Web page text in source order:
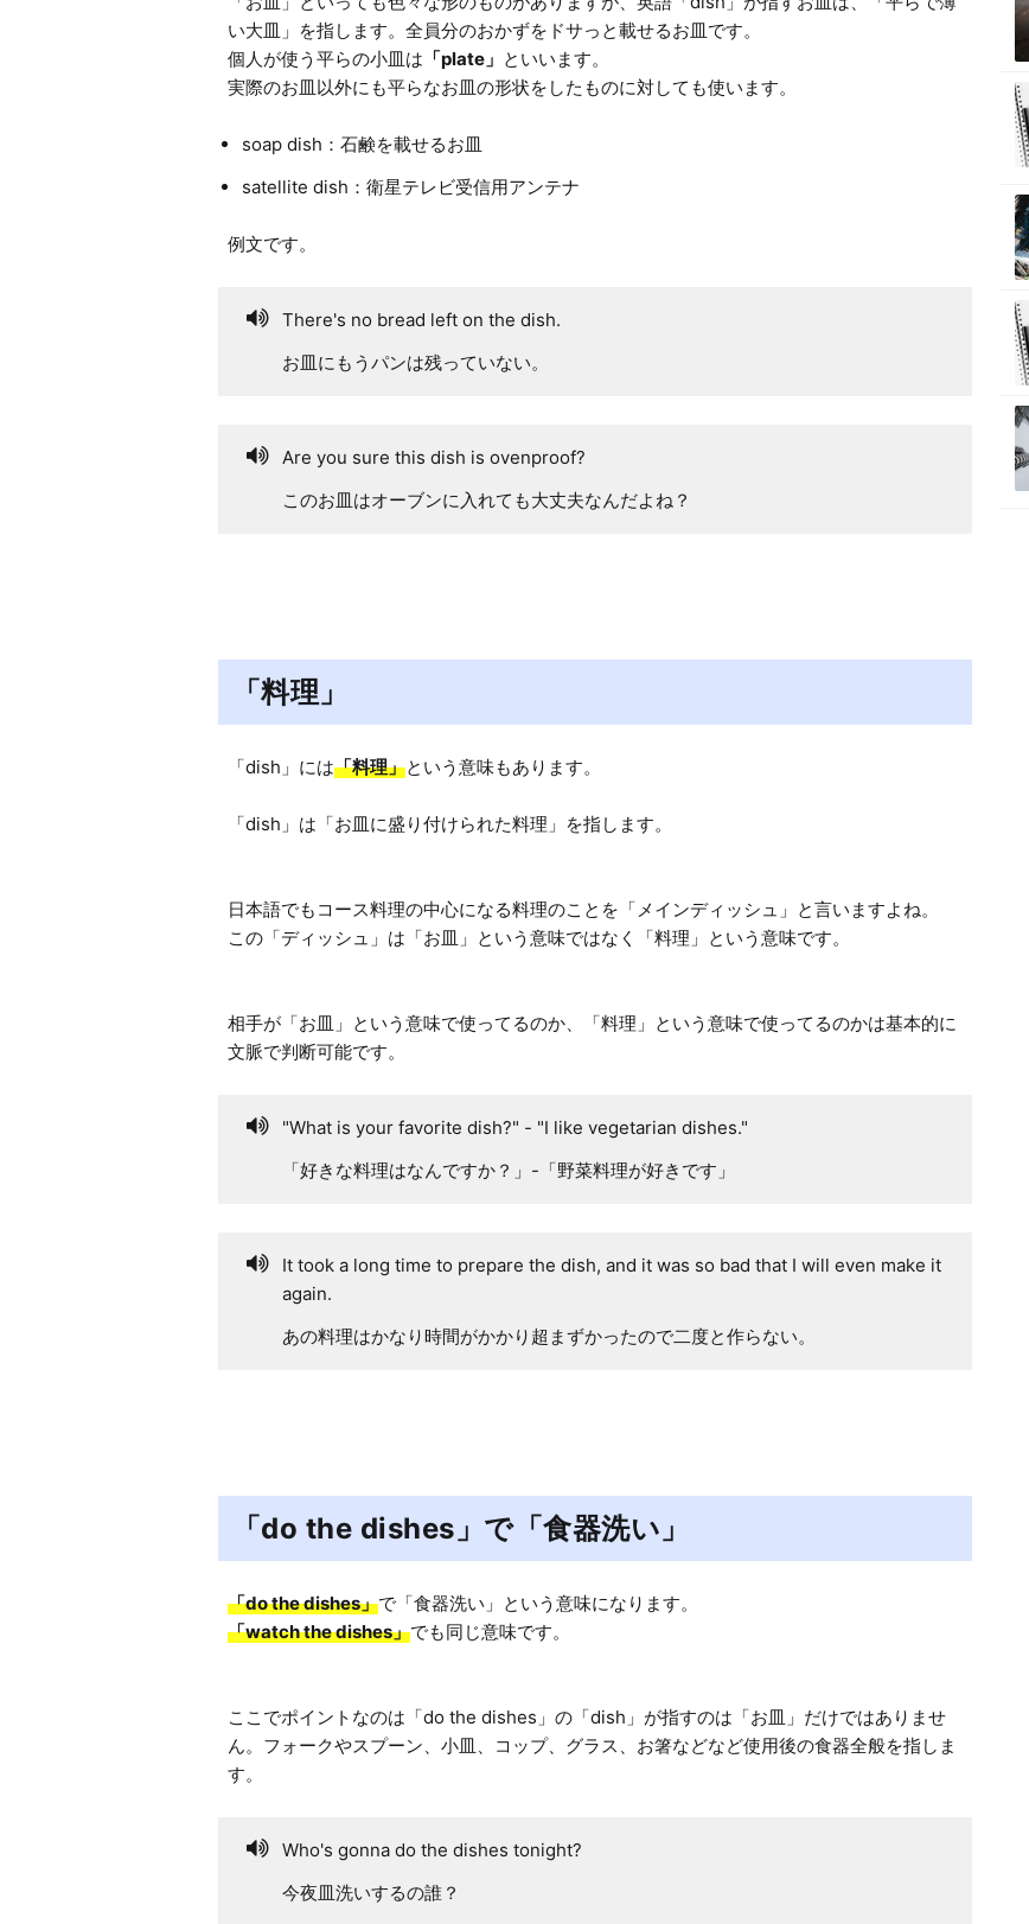
い大皿」を指します。全員分のおかずをドサっと載せるお皿です。
個人が使う平らの小皿は 「plate」 といいます。
soap dish：石鹸を載せるお皿
satellite dish：衛星テレビ受信用アンテナ
There's no bread left on the dish.
お皿にもうパンは残っていない。
Are you sure this dish is ovenproof?
このお皿はオーブンに入れても大丈夫なんだよね？
「料理」
「dish」には「料理」という意味もあります。
「dish」は「お皿に盛り付けられた料理」を指します。
日本語でもコース料理の中心になる料理のことを「メインディッシュ」と言いますよね。
この「ディッシュ」は「お皿」という意味ではなく「料理」という意味です。
相手が「お皿」という意味で使ってるのか、「料理」という意味で使ってるのかは基本的に
文脈で判断可能です。
"What is your favorite dish?" - "I like vegetarian dishes."
「好きな料理はなんですか？」-「野菜料理が好きです」
It took a long time to prepare the dish, and it was so bad that I will even make it
again.
あの料理はかなり時間がかかり超まずかったので二度と作らない。
「do the dishes」で「食器洗い」
「do the dishes」
「watch the dishes」でも同じ意味です。
ここでポイントなのは「do the dishes」の「dish」が指すのは「お皿」だけではありませ
ん。フォークやスプーン、小皿、コップ、グラス、お箸などなど使用後の食器全般を指しま
す。
Who's gonna do the dishes tonight?
今夜皿洗いするの誰？